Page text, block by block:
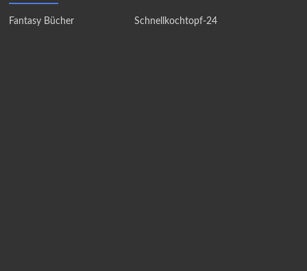
Fantasy Bücher Schnellkochtopf-24